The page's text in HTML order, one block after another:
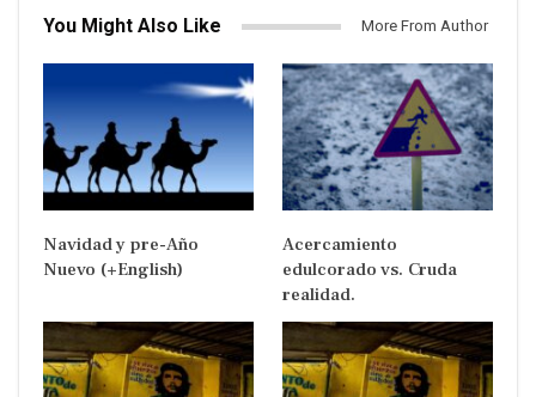
You Might Also Like More From Author
Navidad y pre-Año
Nuevo (+English)
Acercamiento
edulcorado vs. Cruda
realidad.